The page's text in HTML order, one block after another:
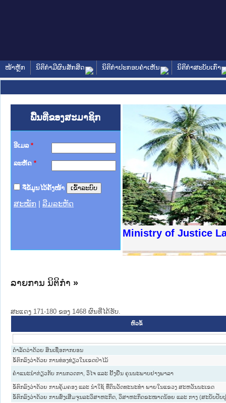
ໜ້າຫຼັກ ນິຕິກໍາມີຜົນສັກສິດ ນິຕິກໍາປະກອບຄໍາເຫັນ ນິຕິກໍາສະບັບເກົ່າ
ພື້ນທີ່ຂອງສະມາຊິກ
ອີເມລ *
ລະຫັດ *
ຈື່ຂໍ້ມູນໄວ້ຄັ້ງໜ້າ
ສະໝັກ ລືມລະຫັດ
Ministry of Justice
າຊົນ ພາກເໜືອ
ການ
ກາງ
ໃຕ້
ຕຳຫຼວດປະຊາຊົນ
ສັນຕິບານປະຊາຊົນ
ກເໜືອ
າຊົນ ພາກກາງ
ລາຍການ ນິຕິກໍາ »
ສະແດງ 171-180 ຂອງ 1468 ຜົນທີ່ໄດ້ຮັບ.
ຫົວຂໍ້
ດຳລັດວ່າດ້ວຍ ສິນເຊື່ອກາກບອນ
ຂໍ້ຕົກລົງວ່າດ້ວຍ ການທ່ອງທ່ຽວໃນເຂດປ່າໄມ້
ຄຳແນະນຳກ່ຽວກັບ ການກວດກາ, ວິໄຈ ແລະ ຢັ້ງຢືນ ຄຸນນະພາບຢາງພາລາ
ຂໍ້ຕົກລົງວ່າດ້ວຍ ການຄຸ້ມຄອງ ແລະ ນຳໃຊ້ ທີ່ດິນວັດທະນະທຳ ພາຍໃນແຂວງ ສະຫວັນນະເຂດ
ຂໍ້ຕົກລົງວ່າດ້ວຍ ການສົ່ງເສີມຈຸນລະວິສາຫະກິດ, ວິສາຫະກິດຂະໜາດນ້ອຍ ແລະ ກາງ (ສະບັບປັບ